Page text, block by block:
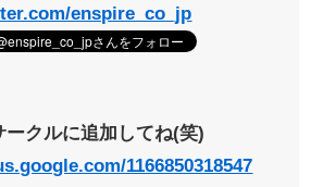
enspire_co_jp
クルに追加してね(笑)
1166850318547